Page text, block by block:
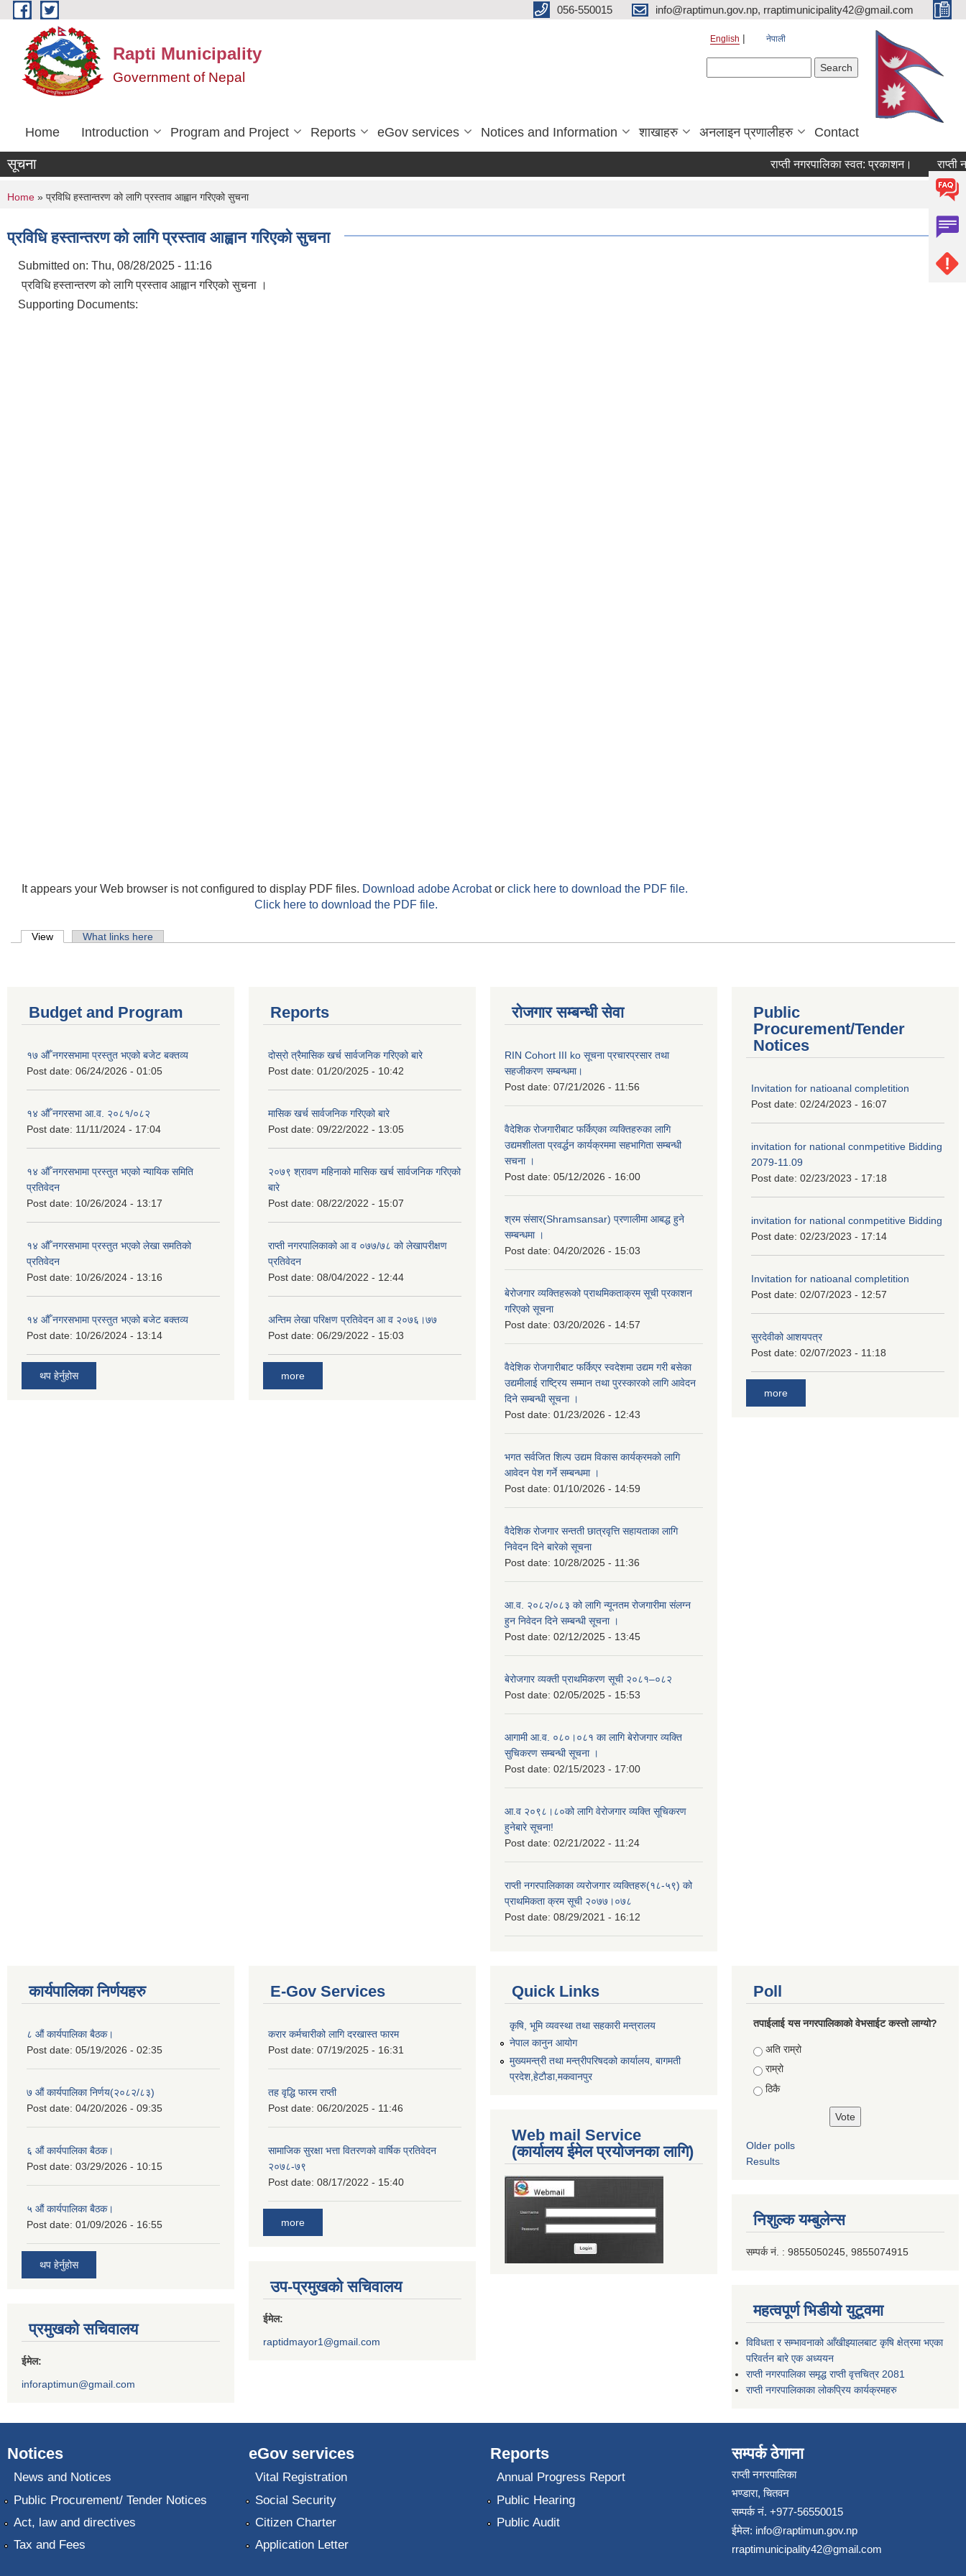
Skip to main content 056-550015 info@raptimun.gov.np, rraptimunicipality42@gmail.com
Rapti Municipality
Government of Nepal
English नेपाली
Home Introduction Program and Project Reports eGov services Notices and Information शाखाहरु अनलाइन प्रणालीहरु Contact
सूचना राप्ती नगरपालिका स्वत: प्रकाशन। राप्ती
You are here
Home » प्रविधि हस्तान्तरण को लागि प्रस्ताव आह्वान गरिएको सुचना
प्रविधि हस्तान्तरण को लागि प्रस्ताव आह्वान गरिएको सुचना
Submitted on: Thu, 08/28/2025 - 11:16
प्रविधि हस्तान्तरण को लागि प्रस्ताव आह्वान गरिएको सुचना ।
Supporting Documents:
It appears your Web browser is not configured to display PDF files. Download adobe Acrobator click here to download the PDF file.
Click here to download the PDF file.
Primary tabs
View (active tab)What links here
Budget and Program
१७ औँ नगरसभामा प्रस्तुत भएको बजेट बक्तव्य
Post date: 06/24/2026 - 01:05
१४ औँ नगरसभा आ.व. २०८१/०८२
Post date: 11/11/2024 - 17:04
१४ औँ नगरसभामा प्रस्तुत भएको न्यायिक समिति
प्रतिवेदन
Post date: 10/26/2024 - 13:17
१४ औँ नगरसभामा प्रस्तुत भएको लेखा समतिको
प्रतिवेदन
Post date: 10/26/2024 - 13:16
१४ औँ नगरसभामा प्रस्तुत भएको बजेट बक्तव्य
Post date: 10/26/2024 - 13:14
थप हेर्नुहोस
Reports
दोस्रो त्रैमासिक खर्च सार्वजनिक गरिएको बारे
Post date: 01/20/2025 - 10:42
मासिक खर्च सार्वजनिक गरिएको बारे
Post date: 09/22/2022 - 13:05
२०७९ श्रावण महिनाको मासिक खर्च सार्वजनिक गरिएको
बारे
Post date: 08/22/2022 - 15:07
राप्ती नगरपालिकाको आ व ०७७/७८ को लेखापरीक्षण
प्रतिवेदन
Post date: 08/04/2022 - 12:44
अन्तिम लेखा परिक्षण प्रतिवेदन आ व २०७६।७७
Post date: 06/29/2022 - 15:03
more
रोजगार सम्बन्धी सेवा
RIN Cohort III ko सूचना प्रचारप्रसार तथा
सहजीकरण सम्बन्धमा।
Post date: 07/21/2026 - 11:56
वैदेशिक रोजगारीबाट फर्किएका व्यक्तिहरुका लागि
उद्यमशीलता प्रवर्द्धन कार्यक्रममा सहभागिता सम्बन्धी
सचना ।
Post date: 05/12/2026 - 16:00
श्रम संसार(Shramsansar) प्रणालीमा आबद्ध हुने
सम्बन्धमा ।
Post date: 04/20/2026 - 15:03
बेरोजगार व्यक्तिहरूको प्राथमिकताक्रम सूची प्रकाशन
गरिएको सूचना
Post date: 03/20/2026 - 14:57
वैदेशिक रोजगारीबाट फर्किएर स्वदेशमा उद्यम गरी बसेका
उद्यमीलाई राष्ट्रिय सम्मान तथा पुरस्कारको लागि आवेदन
दिने सम्बन्धी सूचना ।
Post date: 01/23/2026 - 12:43
भगत सर्वजित शिल्प उद्यम विकास कार्यक्रमको लागि
आवेदन पेश गर्ने सम्बन्धमा ।
Post date: 01/10/2026 - 14:59
वैदेशिक रोजगार सन्तती छात्रवृत्ति सहायताका लागि
निवेदन दिने बारेको सूचना
Post date: 10/28/2025 - 11:36
आ.व. २०८२/०८३ को लागि न्यूनतम रोजगारीमा संलग्न
हुन निवेदन दिने सम्बन्धी सूचना ।
Post date: 02/12/2025 - 13:45
बेरोजगार व्यक्ती प्राथमिकरण सूची २०८१–०८२
Post date: 02/05/2025 - 15:53
आगामी आ.व. ०८०।०८१ का लागि बेरोजगार व्यक्ति
सुचिकरण सम्बन्धी सूचना ।
Post date: 02/15/2023 - 17:00
आ.व २०९८।८०को लागि वेरोजगार व्यक्ति सूचिकरण
हुनेबारे सूचना!
Post date: 02/21/2022 - 11:24
राप्ती नगरपालिकाका व्यरोजगार व्यक्तिहरु(१८-५९) को
प्राथमिकता क्रम सूची २०७७।०७८
Post date: 08/29/2021 - 16:12
Public
Procurement/Tender
Notices
Invitation for natioanal completition
Post date: 02/24/2023 - 16:07
invitation for national conmpetitive Bidding
2079-11.09
Post date: 02/23/2023 - 17:18
invitation for national conmpetitive Bidding
Post date: 02/23/2023 - 17:14
Invitation for natioanal completition
Post date: 02/07/2023 - 12:57
सुरदेवीको आशयपत्र
Post date: 02/07/2023 - 11:18
more
कार्यपालिका निर्णयहरु
८ औं कार्यपालिका बैठक।
Post date: 05/19/2026 - 02:35
७ औं कार्यपालिका निर्णय(२०८२/८३)
Post date: 04/20/2026 - 09:35
६ औं कार्यपालिका बैठक।
Post date: 03/29/2026 - 10:15
५ औं कार्यपालिका बैठक।
Post date: 01/09/2026 - 16:55
थप हेर्नुहोस
प्रमुखको सचिवालय
ईमेल:
inforaptimun@gmail.com
E-Gov Services
करार कर्मचारीको लागि दरखास्त फारम
Post date: 07/19/2025 - 16:31
तह वृद्धि फारम राप्ती
Post date: 06/20/2025 - 11:46
सामाजिक सुरक्षा भत्ता वितरणको वार्षिक प्रतिवेदन
२०७८-७९
Post date: 08/17/2022 - 15:40
more
उप-प्रमुखको सचिवालय
ईमेल:
raptidmayor1@gmail.com
Quick Links
कृषि, भूमि व्यवस्था तथा सहकारी मन्त्रालय
नेपाल कानुन आयोग
मुख्यमन्त्री तथा मन्त्रीपरिषदको कार्यालय, बागमती
प्रदेश,हेटाैडा,मकवानपुर
Web mail Service
(कार्यालय ईमेल प्रयोजनका लागि)
Poll
तपाईलाई यस नगरपालिकाको वेभसाईट कस्तो लाग्यो?
Choices
अति राम्रो
राम्रो
ठिकै
Older polls
Results
निशुल्क यम्बुलेन्स
सम्पर्क नं. : 9855050245, 9855074915
महत्वपूर्ण भिडीयो युटूवमा
विविधता र सम्भावनाको आँखीझ्यालबाट कृषि क्षेत्रमा भएका
परिवर्तन बारे एक अध्ययन
राप्ती नगरपालिका समृद्ध राप्ती वृत्तचित्र 2081
राप्ती नगरपालिकाका लोकप्रिय कार्यक्रमहरु
Notices
News and Notices
Public Procurement/ Tender Notices
Act, law and directives
Tax and Fees
eGov services
Vital Registration
Social Security
Citizen Charter
Application Letter
Reports
Annual Progress Report
Public Hearing
Public Audit
सम्पर्क ठेगाना
राप्ती नगरपालिका
भण्डारा, चितवन
सम्पर्क नं. +977-56550015
ईमेल: info@raptimun.gov.np
rraptimunicipality42@gmail.com